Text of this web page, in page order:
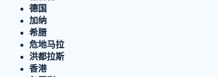
德国
加纳
希腊
危地马拉
洪都拉斯
香港